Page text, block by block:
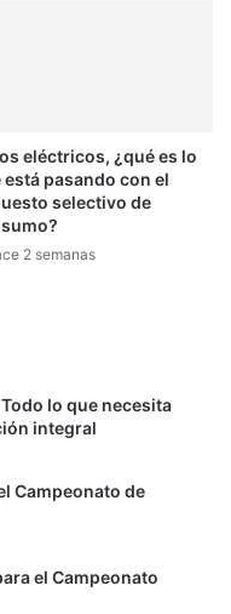
eléctricos, ¿qué es lo
está pasando con el
selectivo de
2 semanas
lo que necesita
integral
Campeonato de
el Campeonato